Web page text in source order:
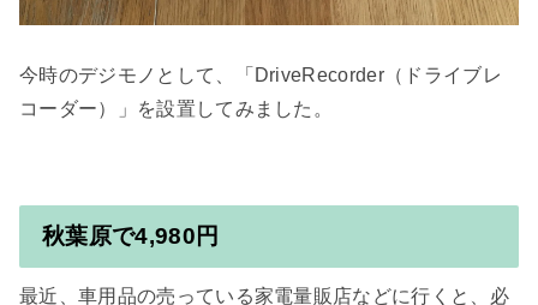
今時のデジモノとして、「DriveRecorder（ドライブレ
秋葉原で4,980円
最近、車用品の売っている家電量販店などに行くと、必